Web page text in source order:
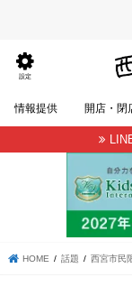
設定
情報提供 開店・閉
HOME 話題 西宮市民